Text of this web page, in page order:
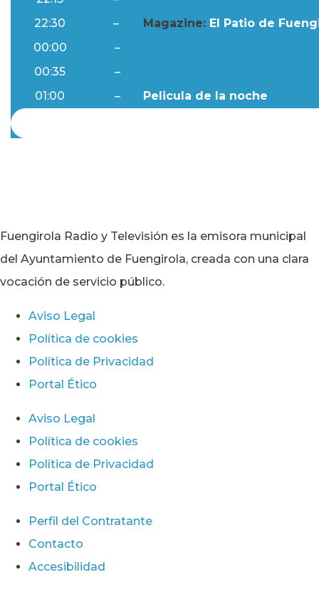
22:30
– Magazine: El Patio de
00:00
–
00:35
–
01:00
– Pelicula de la noche
Fuengirola Radio y Televisión es la emisora municipal
del Ayuntamiento de Fuengirola, creada con una clara
vocación de servicio público.
Aviso Legal
Política de cookies
Política de Privacidad
Portal Ético
Aviso Legal
Política de cookies
Política de Privacidad
Portal Ético
Perfil del Contratante
Contacto
Accesibilidad